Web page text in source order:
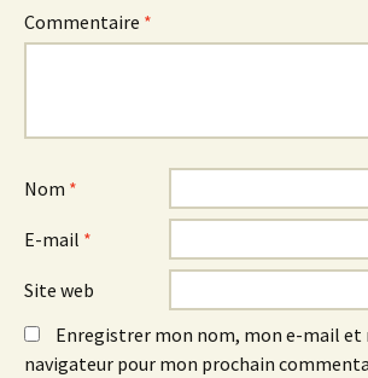
Commentaire *
Nom *
E-mail *
Site web
Enregistrer mon nom, mon e-mail et
navigateur pour mon prochain